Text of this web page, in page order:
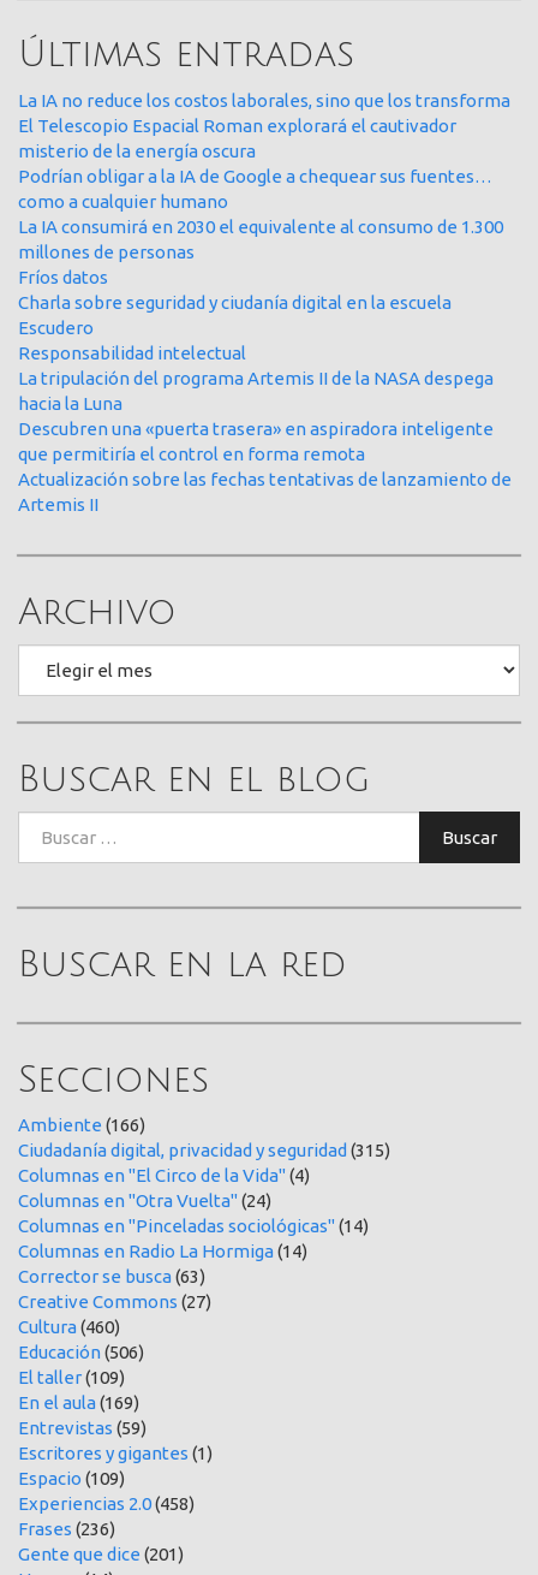
Últimas entradas
La IA no reduce los costos laborales, sino que los transforma
El Telescopio Espacial Roman explorará el cautivador
misterio de la energía oscura
Podrían obligar a la IA de Google a chequear sus fuentes…
como a cualquier humano
La IA consumirá en 2030 el equivalente al consumo de 1.300
millones de personas
Fríos datos
Charla sobre seguridad y ciudanía digital en la escuela
Escudero
Responsabilidad intelectual
La tripulación del programa Artemis II de la NASA despega
hacia la Luna
Descubren una «puerta trasera» en aspiradora inteligente
que permitiría el control en forma remota
Actualización sobre las fechas tentativas de lanzamiento de
Artemis II
Archivo
Buscar en el blog
Buscar
Buscar en la red
Secciones
Ambiente (166)
Ciudadanía digital, privacidad y seguridad (315)
Columnas en "El Circo de la Vida"(4)
Columnas en "Otra Vuelta"(24)
Columnas en "Pinceladas sociológicas"(14)
Columnas en Radio La Hormiga(14)
Corrector se busca(63)
Creative Commons (27)
Cultura(460)
Educación(506)
El taller(109)
En el aula(169)
Entrevistas (59)
Escritores y gigantes (1)
Espacio (109)
Experiencias 2.0(458)
Frases (236)
Gente que dice (201)